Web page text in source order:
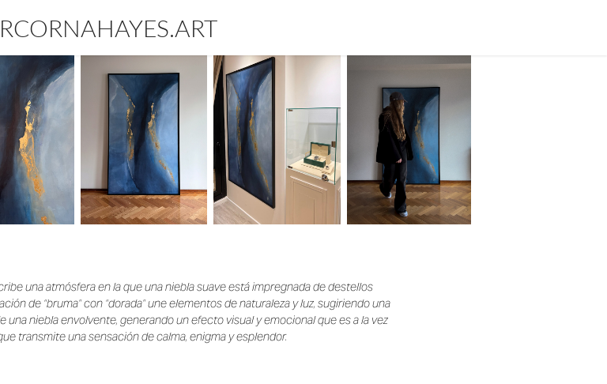
una atmósfera en la que una niebla suave está impregnada de destellos
de “bruma” con “dorada” une elementos de naturaleza y luz, sugiriendo una
una niebla envolvente, generando un efecto visual y emocional que es a la vez
transmite una sensación de calma, enigma y esplendor.